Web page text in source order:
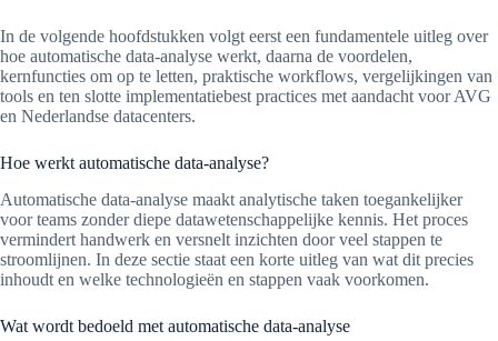
In de volgende hoofdstukken volgt eerst een fundamentele uitleg over
hoe automatische data-analyse werkt, daarna de voordelen,
kernfuncties om op te letten, praktische workflows, vergelijkingen van
tools en ten slotte implementatiebest practices met aandacht voor AVG
en Nederlandse datacenters.
Hoe werkt automatische data-analyse?
Automatische data-analyse maakt analytische taken toegankelijker
voor teams zonder diepe datawetenschappelijke kennis. Het proces
vermindert handwerk en versnelt inzichten door veel stappen te
stroomlijnen. In deze sectie staat een korte uitleg van wat dit precies
inhoudt en welke technologieën en stappen vaak voorkomen.
Wat wordt bedoeld met automatische data-analyse